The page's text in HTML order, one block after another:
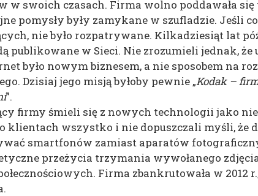
w swoich czasach. Firma wolno poddawała
pomysły były zamykane w szufladzie. Jeśli
nie było rozpatrywane. Kilkadziesiąt lat
publikowane w Sieci. Nie zrozumieli jednak, że
było nowym biznesem, a nie sposobem na
Dzisiaj jego misją byłoby pewnie „Kodak –
”.
firmy śmieli się z nowych technologii jako
klientach wszystko i nie dopuszczali myśli, że
smartfonów zamiast aparatów
przeżycia trzymania wywołanego
Firma zbankrutowała w 2012